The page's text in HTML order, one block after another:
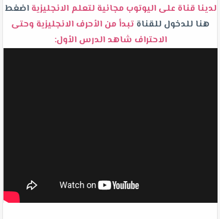
لدينا قناة على اليوتوب مجانية لتعلم الانجليزيةاضغط
هنا للدخول للقناة تبدأ من الأحرف الانجليزية وحتى
الاحتراف شاهد الدرس الأول: